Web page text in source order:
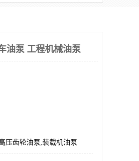
油泵 工程机械油泵
压齿轮油泵,装载机油泵